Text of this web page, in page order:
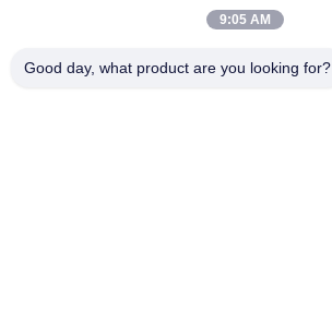
Γρήγορη επικοινωνία
Διεύθυνση
9:05 AM
Good day, what product are you looking for?